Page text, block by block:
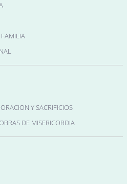
FAMILIA
Y SACRIFICIOS
DE MISERICORDIA